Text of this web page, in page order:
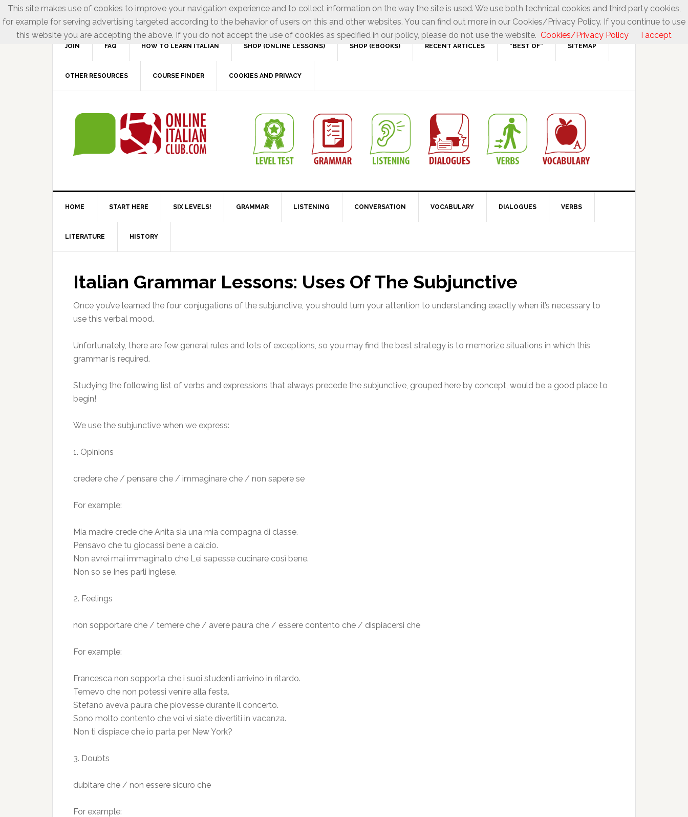
JOIN FAQ HOW TO LEARN ITALIAN SHOP (ONLINE LESSONS) SHOP (EBOOKS) RECENT ARTICLES “BEST OF” SITEMAP
OTHER RESOURCES COURSE FINDER COOKIES AND PRIVACY
HOME START HERE SIX LEVELS! GRAMMAR LISTENING CONVERSATION VOCABULARY DIALOGUES VERBS
LITERATURE HISTORY
Italian Grammar Lessons: Uses Of The Subjunctive
Once you’ve learned the four conjugations of the subjunctive, you should turn your attention to understanding exactly when it’s necessary to
use this verbal mood.
Unfortunately, there are few general rules and lots of exceptions, so you may find the best strategy is to memorize situations in which this
grammar is required.
Studying the following list of verbs and expressions that always precede the subjunctive, grouped here by concept, would be a good place to
begin!
We use the subjunctive when we express:
1. Opinions
credere che / pensare che / immaginare che / non sapere se
For example:
Mia madre crede che Anita sia una mia compagna di classe.
Pensavo che tu giocassi bene a calcio.
Non avrei mai immaginato che Lei sapesse cucinare così bene.
Non so se Ines parli inglese.
2. Feelings
non sopportare che / temere che / avere paura che / essere contento che / dispiacersi che
For example:
Francesca non sopporta che i suoi studenti arrivino in ritardo.
Temevo che non potessi venire alla festa.
Stefano aveva paura che piovesse durante il concerto.
Sono molto contento che voi vi siate divertiti in vacanza.
Non ti dispiace che io parta per New York?
3. Doubts
dubitare che / non essere sicuro che
For example:
This site makes use of cookies to improve your navigation experience and to collect information on the way the site is used. We use both technical cookies and third party cookies,
for example for serving advertising targeted according to the behavior of users on this and other websites. You can find out more in our Cookies/Privacy Policy. If you continue to use
this website you are accepting the above. If you do not accept the use of cookies as specified in our policy, please do not use the website. Cookies/Privacy Policy I accept